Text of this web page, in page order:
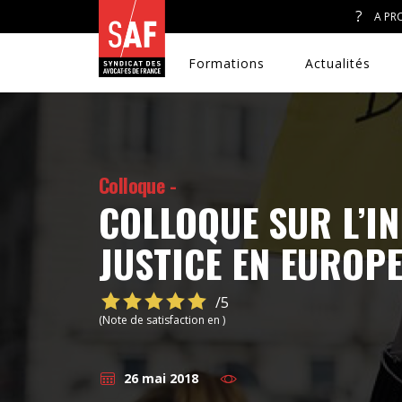
A
Formations Actualités
A. J. ET ACCÈS AU DROIT
CONGRÈS DU SAF
DÉFENSE PÉNALE
Colloque -
COLLOQUE SUR
JUSTICE EN EUROPE
/5
(Note de satisfaction en )
26 mai 2018